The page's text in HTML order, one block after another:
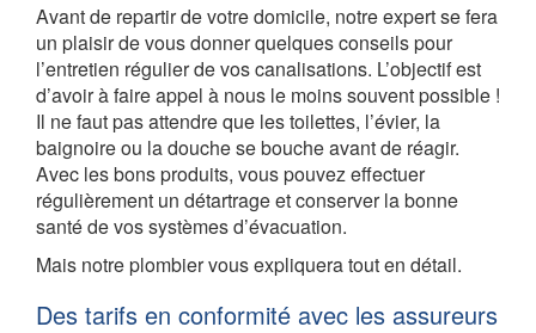
Avant de repartir de votre domicile, notre expert se fera
un plaisir de vous donner quelques conseils pour
l’entretien régulier de vos canalisations. L’objectif est
d’avoir à faire appel à nous le moins souvent possible !
Il ne faut pas attendre que les toilettes, l’évier, la
baignoire ou la douche se bouche avant de réagir.
Avec les bons produits, vous pouvez effectuer
régulièrement un détartrage et conserver la bonne
santé de vos systèmes d’évacuation.
Mais notre plombier vous expliquera tout en détail.
Des tarifs en conformité avec les assureurs